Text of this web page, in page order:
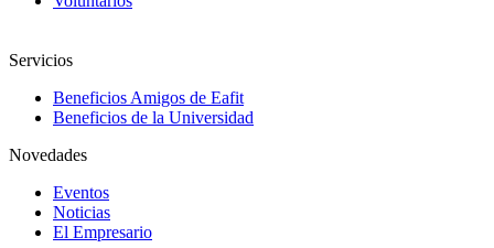
Servicios
Beneficios Amigos de Eafit
Beneficios de la Universidad
Novedades
Eventos
Noticias
El Empresario